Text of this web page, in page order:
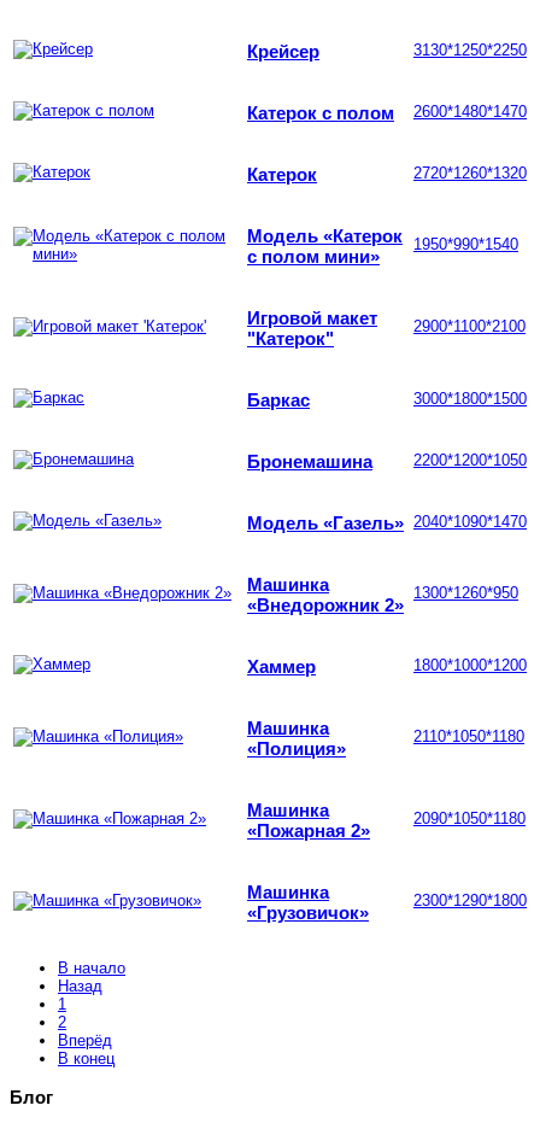
Крейсер 3130*1250*2250
Катерок с полом 2600*1480*1470
Катерок 2720*1260*1320
Модель «Катерок
с полом мини»
1950*990*1540
Игровой макет
"Катерок"
2900*1100*2100
Баркас 3000*1800*1500
Бронемашина 2200*1200*1050
Модель «Газель» 2040*1090*1470
Машинка
«Внедорожник 2»
1300*1260*950
Хаммер 1800*1000*1200
Машинка
«Полиция»
2110*1050*1180
Машинка
«Пожарная 2»
2090*1050*1180
Машинка
«Грузовичок»
2300*1290*1800
В начало
Назад
1
2
Вперёд
В конец
Блог